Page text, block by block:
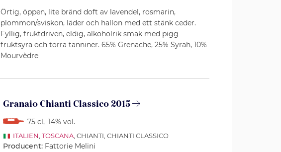
Örtig, öppen, lite bränd doft av lavendel, rosmarin,
plommon/sviskon, läder och hallon med ett stänk ceder.
Fyllig, fruktdriven, eldig, alkoholrik smak med pigg
fruktsyra och torra tanniner. 65% Grenache, 25% Syrah, 10%
Mourvèdre
Granaio Chianti Classico 2015
75 cl, 14% vol.
ITALIEN TOSCANA, CHIANTI, CHIANTI CLASSICO
Producent: Fattorie Melini